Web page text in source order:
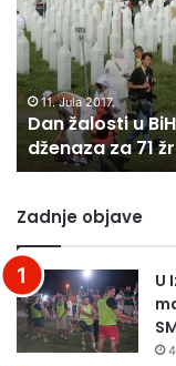
klanjana
u Srebrenici
Zadnje objave
U